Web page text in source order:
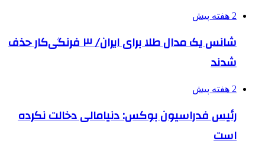
2 هفته پیش
شانس یک مدال طلا برای ایران/ ۳ فرنگی‌کار حذف
شدند
2 هفته پیش
رئیس فدراسیون بوکس: دنیامالی دخالت نکرده
است